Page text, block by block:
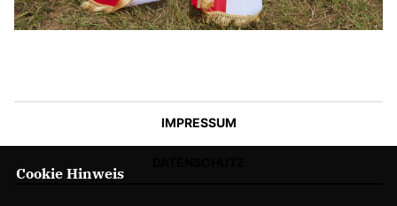
IMPRESSUM
Cookie Hinweis